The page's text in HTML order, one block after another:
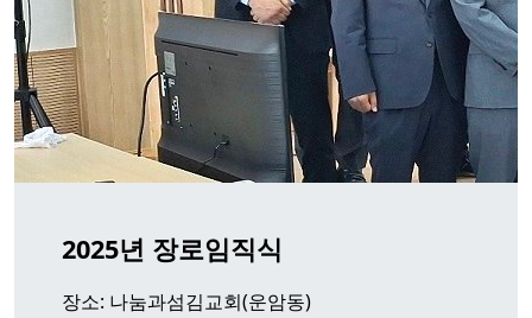
2025년 장로임직식
장소: 나눔과섬김교회(운암동)